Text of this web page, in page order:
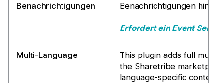
Benachrichtigungen
Benachrichtigungen
Erfordert ein Event
Multi-Language
This plugin adds full
the Sharetribe
language-specific